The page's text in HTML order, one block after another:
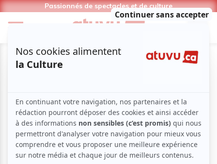
Passionnés de spectacles et de culture